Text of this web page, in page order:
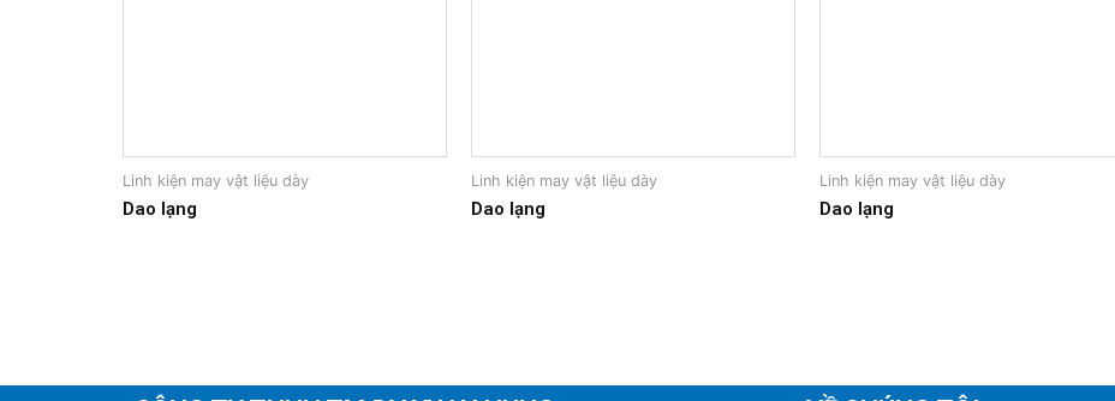
Linh kiện may vật liệu dày
Dao lạng
Linh kiện may vật liệu dày
Dao lạng
Linh kiện may vật liệu dày
Dao lạng